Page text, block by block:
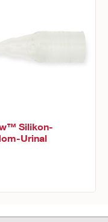
Silikon-
Urinal